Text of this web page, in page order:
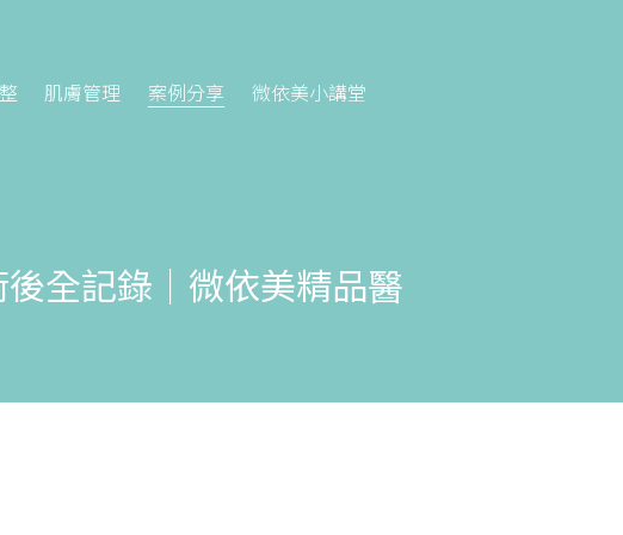
肌膚管理 案例分享 微依美小講堂
全記錄｜微依美精品醫